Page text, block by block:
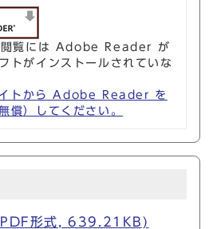
閲覧には Adobe Reader が
トがインストールされていな
トから Adobe Reader を
償）してください。
形式, 639.21KB)